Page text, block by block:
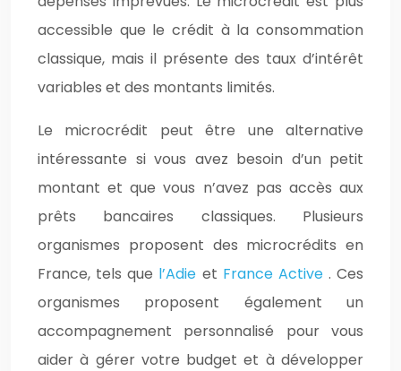
accessible que le crédit à la consommation
classique, mais il présente des taux d’intérêt
variables et des montants limités.
Le microcrédit peut être une alternative
intéressante si vous avez besoin d’un petit
montant et que vous n’avez pas accès aux
prêts bancaires classiques. Plusieurs
organismes proposent des microcrédits en
France, tels que l’Adie et France Active . Ces
organismes proposent également un
accompagnement personnalisé pour vous
aider à gérer votre budget et à développer